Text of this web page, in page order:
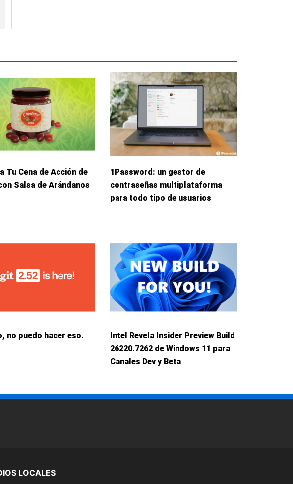
Tu Cena de Acción de
Salsa de Arándanos
1Password: un gestor de
contraseñas multiplataforma
para todo tipo de usuarios
no puedo hacer eso.
Intel Revela Insider Preview Build
26220.7262 de Windows 11 para
Canales Dev y Beta
LOCALES